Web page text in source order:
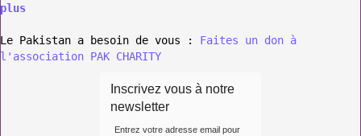
plus
Le Pakistan a besoin de vous : Faites un don à
l'association PAK CHARITY
Inscrivez vous à notre
newsletter
Entrez votre adresse email pour